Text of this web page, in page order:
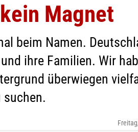
Magnet
beim Namen.
ihre Familien. Wir
überwiegen
suchen.